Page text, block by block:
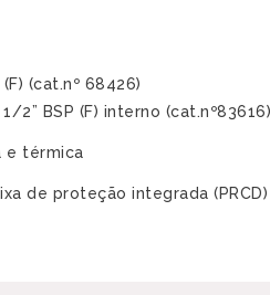
(cat.nº 68426)
2” BSP (F) interno (cat.nº83616)
e térmica
de proteção integrada (PRCD)